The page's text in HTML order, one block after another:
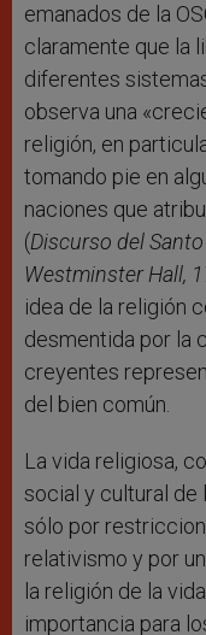
emanados de la
claramente que la
diferentes
observa una
religión, en
tomando pie en
naciones que
(Discurso del
Westminster Hall,
idea de la religión
desmentida por la
creyentes
del bien común.
La vida religiosa,
social y cultural de
sólo por
relativismo y por
la religión de la
importancia para